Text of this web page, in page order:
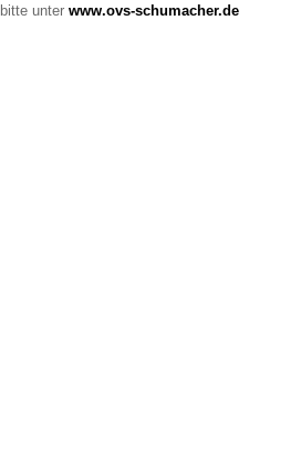
bitte unterwww.ovs-schumacher.de